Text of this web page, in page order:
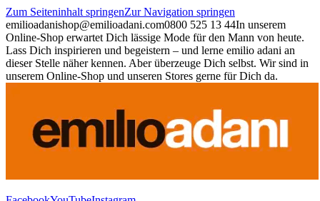
Zum Seiteninhalt springenZur Navigation springen
emilioadanishop@emilioadani.com0800 525 13 44In unserem
Online-Shop erwartet Dich lässige Mode für den Mann von heute.
Lass Dich inspirieren und begeistern – und lerne emilio adani an
dieser Stelle näher kennen. Aber überzeuge Dich selbst. Wir sind in
unserem Online-Shop und unseren Stores gerne für Dich da.